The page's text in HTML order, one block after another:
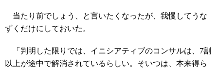
当たり前でしょう、と言いたくなったが、我慢してうな
ずくだけにしておいた。
「判明した限りでは、イニシアティブのコンサルは、7割
以上が途中で解消されているらしい。そいつは、本来得ら